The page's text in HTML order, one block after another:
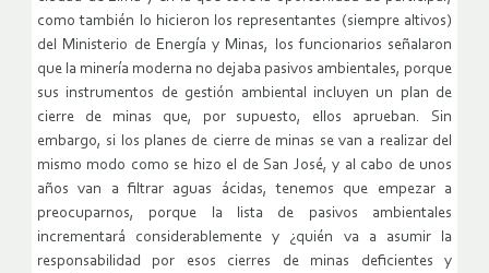
como también lo hicieron los representantes (siempre altivos)
del Ministerio de Energía y Minas, los funcionarios señalaron
que la minería moderna no dejaba pasivos ambientales, porque
sus instrumentos de gestión ambiental incluyen un plan de
cierre de minas que, por supuesto, ellos aprueban. Sin
embargo, si los planes de cierre de minas se van a realizar del
mismo modo como se hizo el de San José, y al cabo de unos
años van a filtrar aguas ácidas, tenemos que empezar a
preocuparnos, porque la lista de pasivos ambientales
incrementará considerablemente y ¿quién va a asumir la
responsabilidad por esos cierres de minas deficientes y